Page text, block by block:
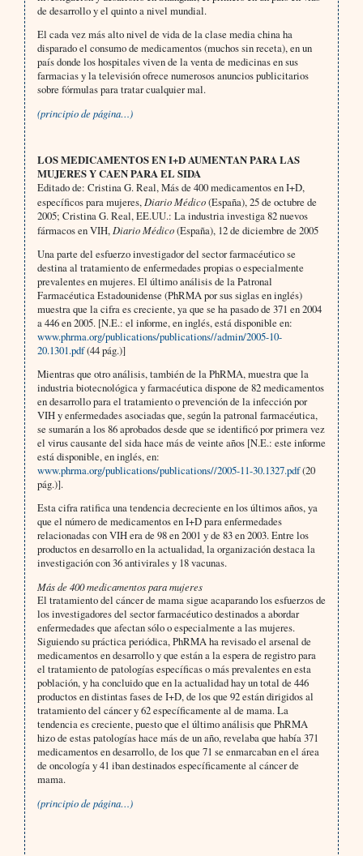
de desarrollo y el quinto a nivel mundial.
El cada vez más alto nivel de vida de la clase media china ha
disparado el consumo de medicamentos (muchos sin receta), en un
país donde los hospitales viven de la venta de medicinas en sus
farmacias y la televisión ofrece numerosos anuncios publicitarios
sobre fórmulas para tratar cualquier mal.
(principio de página…)
LOS MEDICAMENTOS EN I+D AUMENTAN PARA LAS
MUJERES Y CAEN PARA EL SIDA
Editado de: Cristina G. Real, Más de 400 medicamentos en I+D,
específicos para mujeres, Diario Médico(España), 25 de octubre de
2005; Cristina G. Real, EE.UU.: La industria investiga 82 nuevos
fármacos en VIH, Diario Médico(España), 12 de diciembre de 2005
Una parte del esfuerzo investigador del sector farmacéutico se
destina al tratamiento de enfermedades propias o especialmente
prevalentes en mujeres. El último análisis de la Patronal
Farmacéutica Estadounidense (PhRMA por sus siglas en inglés)
muestra que la cifra es creciente, ya que se ha pasado de 371 en 2004
a 446 en 2005. [N.E.: el informe, en inglés, está disponible en:
www.phrma.org/publications/publications//admin/2005-10-
20.1301.pdf(44 pág.)]
Mientras que otro análisis, también de la PhRMA, muestra que la
industria biotecnológica y farmacéutica dispone de 82 medicamentos
en desarrollo para el tratamiento o prevención de la infección por
VIH y enfermedades asociadas que, según la patronal farmacéutica,
se sumarán a los 86 aprobados desde que se identificó por primera vez
el virus causante del sida hace más de veinte años [N.E.: este informe
está disponible, en inglés, en:
www.phrma.org/publications/publications//2005-11-30.1327.pdf(20
pág.)].
Esta cifra ratifica una tendencia decreciente en los últimos años, ya
que el número de medicamentos en I+D para enfermedades
relacionadas con VIH era de 98 en 2001 y de 83 en 2003. Entre los
productos en desarrollo en la actualidad, la organización destaca la
investigación con 36 antivirales y 18 vacunas.
Más de 400 medicamentos para mujeres
El tratamiento del cáncer de mama sigue acaparando los esfuerzos de
los investigadores del sector farmacéutico destinados a abordar
enfermedades que afectan sólo o especialmente a las mujeres.
Siguiendo su práctica periódica, PhRMA ha revisado el arsenal de
medicamentos en desarrollo y que están a la espera de registro para
el tratamiento de patologías específicas o más prevalentes en esta
población, y ha concluido que en la actualidad hay un total de 446
productos en distintas fases de I+D, de los que 92 están dirigidos al
tratamiento del cáncer y 62 específicamente al de mama. La
tendencia es creciente, puesto que el último análisis que PhRMA
hizo de estas patologías hace más de un año, revelaba que había 371
medicamentos en desarrollo, de los que 71 se enmarcaban en el área
de oncología y 41 iban destinados específicamente al cáncer de
mama.
(principio de página…)